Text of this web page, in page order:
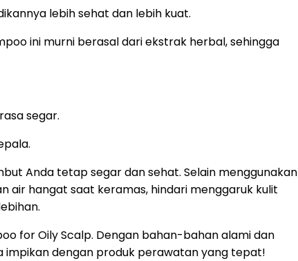
lebih sehat dan lebih kuat.
ini murni berasal dari ekstrak herbal, sehingga
segar.
Anda tetap segar dan sehat. Selain menggunakan
air hangat saat keramas, hindari menggaruk kulit
for Oily Scalp. Dengan bahan-bahan alami dan
impikan dengan produk perawatan yang tepat!